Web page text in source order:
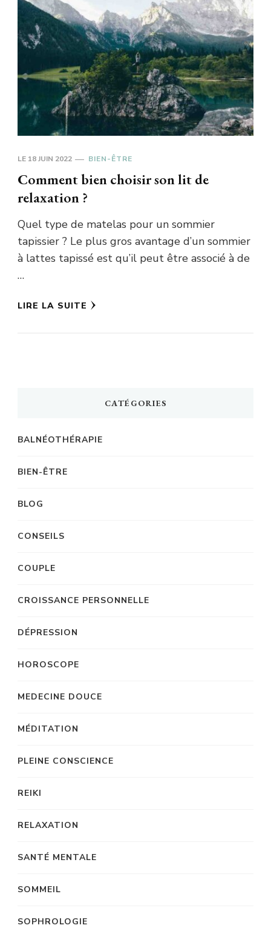
LE 18 JUIN 2022 BIEN-ÊTRE
Comment bien choisir son lit de
relaxation ?
Quel type de matelas pour un sommier
tapissier ? Le plus gros avantage d’un sommier
à lattes tapissé est qu’il peut être associé à de
…
LIRE LA SUITE
CATÉGORIES
BALNÉOTHÉRAPIE
BIEN-ÊTRE
BLOG
CONSEILS
COUPLE
CROISSANCE PERSONNELLE
DÉPRESSION
HOROSCOPE
MEDECINE DOUCE
MÉDITATION
PLEINE CONSCIENCE
REIKI
RELAXATION
SANTÉ MENTALE
SOMMEIL
SOPHROLOGIE